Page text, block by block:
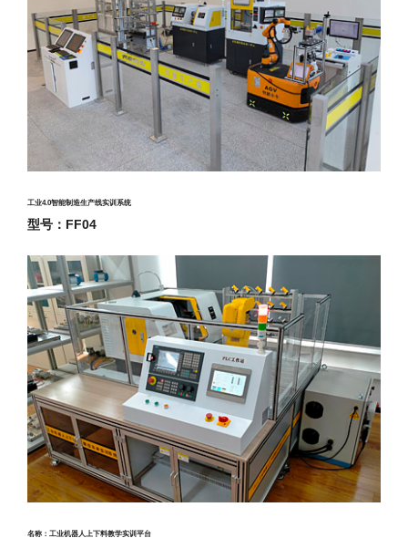
工业4.0智能制造生产线实训系统
型号：FF04
名称： 工业机器人上下料教学实训平台